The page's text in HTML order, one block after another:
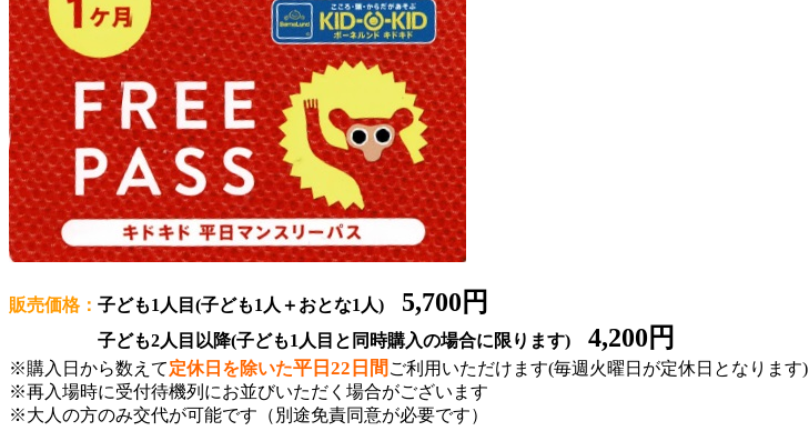
販売価格： 子ども1人目(子ども1人＋おとな1人) 5,700円
子ども2人目以降(子ども1人目と同時購入の場合に限ります) 4,200円
※購入日から数えて定休日を除いた平日22日間 ご利用いただけます(毎週火曜日が定休日となります)
※再入場時に受付待機列にお並びいただく場合がございます
※大人の方のみ交代が可能です（別途免責同意が必要です）